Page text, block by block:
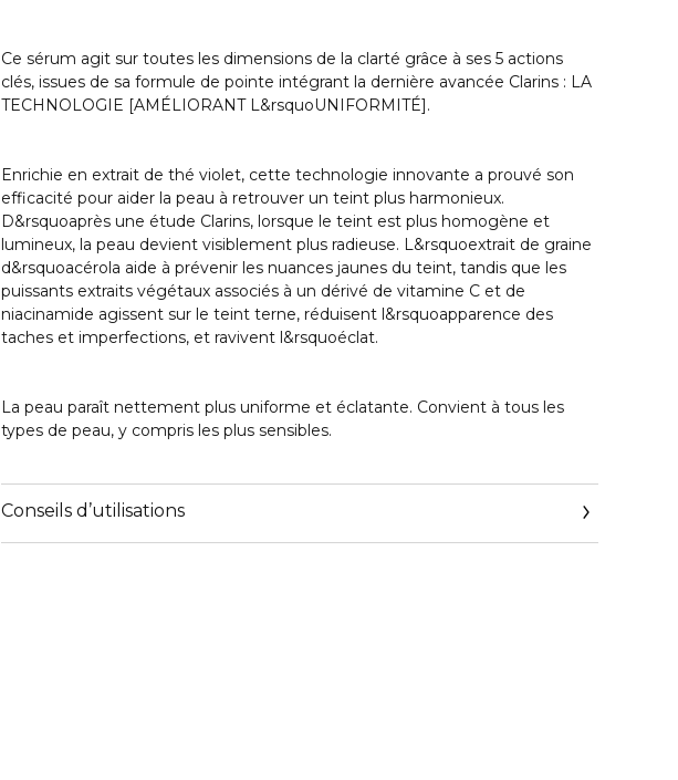
Ce sérum agit sur toutes les dimensions de la clarté grâce à ses 5 actions
clés, issues de sa formule de pointe intégrant la dernière avancée Clarins : LA
TECHNOLOGIE [AMÉLIORANT L&rsquoUNIFORMITÉ].
Enrichie en extrait de thé violet, cette technologie innovante a prouvé son
efficacité pour aider la peau à retrouver un teint plus harmonieux.
D&rsquoaprès une étude Clarins, lorsque le teint est plus homogène et
lumineux, la peau devient visiblement plus radieuse. L&rsquoextrait de graine
d&rsquoacérola aide à prévenir les nuances jaunes du teint, tandis que les
puissants extraits végétaux associés à un dérivé de vitamine C et de
niacinamide agissent sur le teint terne, réduisent l&rsquoapparence des
taches et imperfections, et ravivent l&rsquoéclat.
La peau paraît nettement plus uniforme et éclatante. Convient à tous les
types de peau, y compris les plus sensibles.
Conseils d’utilisations